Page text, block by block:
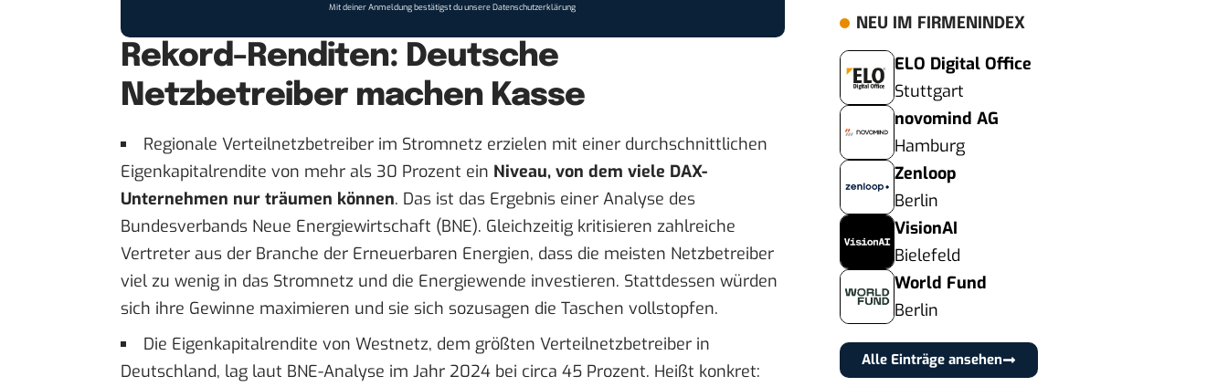
Mit deiner Anmeldung bestätigst du unsereDatenschutzerklärung
Rekord-Renditen: Deutsche
Netzbetreiber machen Kasse
Regionale Verteilnetzbetreiber im Stromnetz erzielen mit einer durchschnittlichen
Eigenkapitalrendite von mehr als 30 Prozent ein Niveau, von dem viele DAX-
Unternehmen nur träumen können. Das ist das Ergebnis einer Analyse des
Bundesverbands Neue Energiewirtschaft (BNE). Gleichzeitig kritisieren zahlreiche
Vertreter aus der Branche der Erneuerbaren Energien, dass die meisten Netzbetreiber
viel zu wenig in das Stromnetz und die Energiewende investieren. Stattdessen würden
sich ihre Gewinne maximieren und sie sich sozusagen die Taschen vollstopfen.
Die Eigenkapitalrendite von Westnetz, dem größten Verteilnetzbetreiber in
Deutschland, lag laut BNE-Analyse im Jahr 2024 bei circa 45 Prozent. Heißt konkret:
NEU IM FIRMENINDEX
ELO Digital Office
Stuttgart
novomind AG
Hamburg
Zenloop
Berlin
VisionAI
Bielefeld
World Fund
Berlin
Alle Einträge ansehen